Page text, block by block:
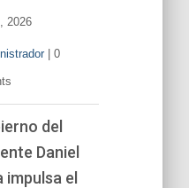
2026
| 0
del
Daniel
impulsa el